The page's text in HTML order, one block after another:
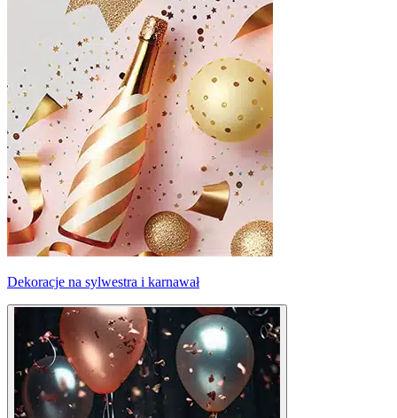
Dekoracje na sylwestra i karnawał